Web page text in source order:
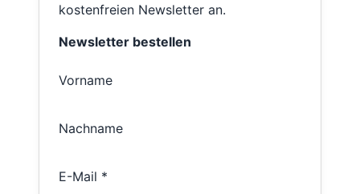
kostenfreien Newsletter an.